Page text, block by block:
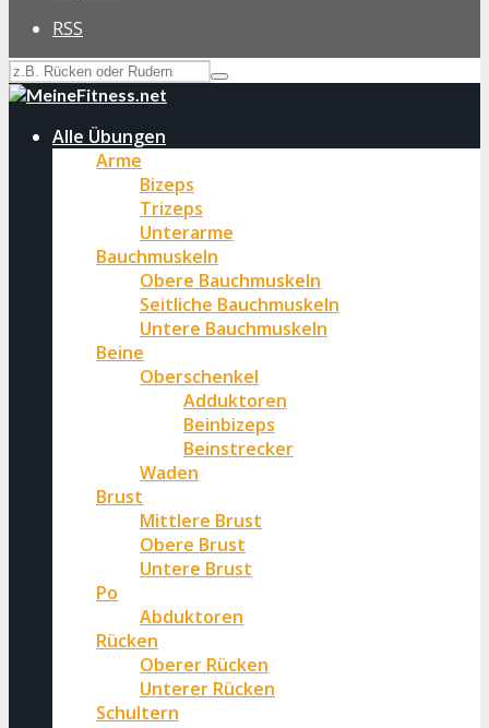
RSS
Alle Übungen
Arme
Bizeps
Trizeps
Unterarme
Bauchmuskeln
Obere Bauchmuskeln
Seitliche Bauchmuskeln
Untere Bauchmuskeln
Beine
Oberschenkel
Adduktoren
Beinbizeps
Beinstrecker
Waden
Brust
Mittlere Brust
Obere Brust
Untere Brust
Po
Abduktoren
Rücken
Oberer Rücken
Unterer Rücken
Schultern